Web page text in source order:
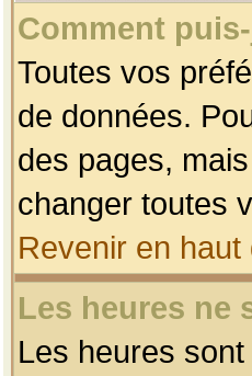
Comment
Toutes vos
de données.
des pages,
changer toutes
Revenir en haut
Les heures ne
Les heures